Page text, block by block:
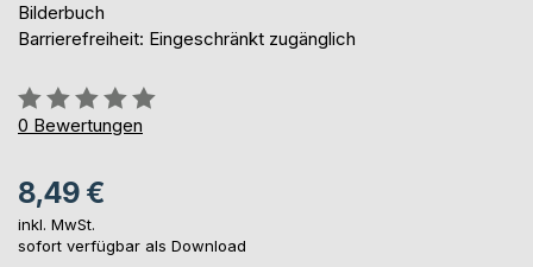
Bilderbuch
Barrierefreiheit: Eingeschränkt zugänglich
Bewertung::
0%
0 Bewertungen
8,49 €
inkl. MwSt.
sofort verfügbar als Download